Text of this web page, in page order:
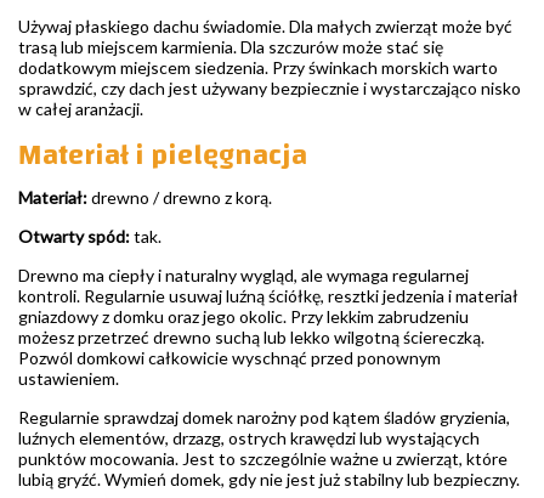
Używaj płaskiego dachu świadomie. Dla małych zwierząt może być
trasą lub miejscem karmienia. Dla szczurów może stać się
dodatkowym miejscem siedzenia. Przy świnkach morskich warto
sprawdzić, czy dach jest używany bezpiecznie i wystarczająco nisko
w całej aranżacji.
Materiał i pielęgnacja
Materiał:drewno / drewno z korą.
Otwarty spód:tak.
Drewno ma ciepły i naturalny wygląd, ale wymaga regularnej
kontroli. Regularnie usuwaj luźną ściółkę, resztki jedzenia i materiał
gniazdowy z domku oraz jego okolic. Przy lekkim zabrudzeniu
możesz przetrzeć drewno suchą lub lekko wilgotną ściereczką.
Pozwól domkowi całkowicie wyschnąć przed ponownym
ustawieniem.
Regularnie sprawdzaj domek narożny pod kątem śladów gryzienia,
luźnych elementów, drzazg, ostrych krawędzi lub wystających
punktów mocowania. Jest to szczególnie ważne u zwierząt, które
lubią gryźć. Wymień domek, gdy nie jest już stabilny lub bezpieczny.